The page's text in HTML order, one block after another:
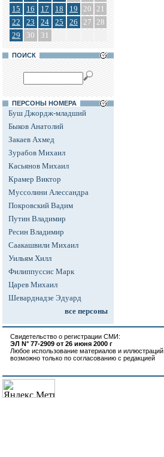
15
16 17 18 19 20 21
22
23 24 25 26 27 28
29
30 31
ПОИСК
ПЕРСОНЫ НОМЕРА
Буш Джордж-младший
Быков Анатолий
Закаев Ахмед
Зурабов Михаил
Касьянов Михаил
Крамер Виктор
Муссолини Алессандра
Покровский Вадим
Путин Владимир
Ресин Владимир
Саакашвили Михаил
Уильям Хилл
Филиппуссис Марк
Царев Михаил
Шеварднадзе Эдуард
все персоны
Свидетельство о регистрации СМИ:
ЭЛ N° 77-2909 от 26 июня 2000 г
Любое использование материалов и иллюстраций
возможно только по согласованию с редакцией